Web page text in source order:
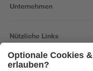
Unternehmen
Nützliche Links